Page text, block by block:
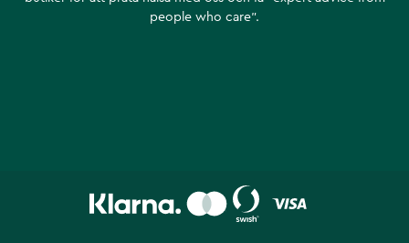
people who care”.